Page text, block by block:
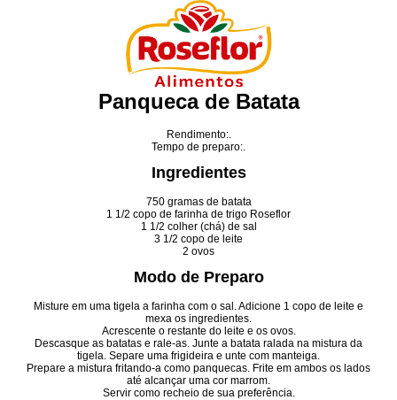
Panqueca de Batata
Rendimento:.
Tempo de preparo:.
Ingredientes
750 gramas de batata
1 1/2 copo de farinha de trigo Roseflor
1 1/2 colher (chá) de sal
3 1/2 copo de leite
2 ovos
Modo de Preparo
Misture em uma tigela a farinha com o sal. Adicione 1 copo de leite e
mexa os ingredientes.
Acrescente o restante do leite e os ovos.
Descasque as batatas e rale-as. Junte a batata ralada na mistura da
tigela. Separe uma frigideira e unte com manteiga.
Prepare a mistura fritando-a como panquecas. Frite em ambos os lados
até alcançar uma cor marrom.
Servir como recheio de sua preferência.